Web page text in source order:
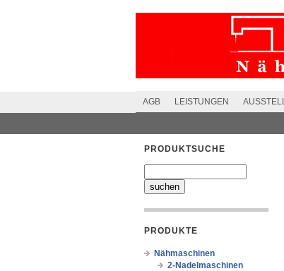
AGB LEISTUNGEN
PRODUKTSUCHE
PRODUKTE
Nähmaschinen
2-Nadelmaschinen